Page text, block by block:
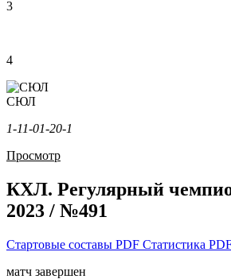
3
4
СЮЛ
1-11-01-20-1
Просмотр
КХЛ. Регулярный
2023 / №491
Стартовые составы PDF Статистика
матч завершен